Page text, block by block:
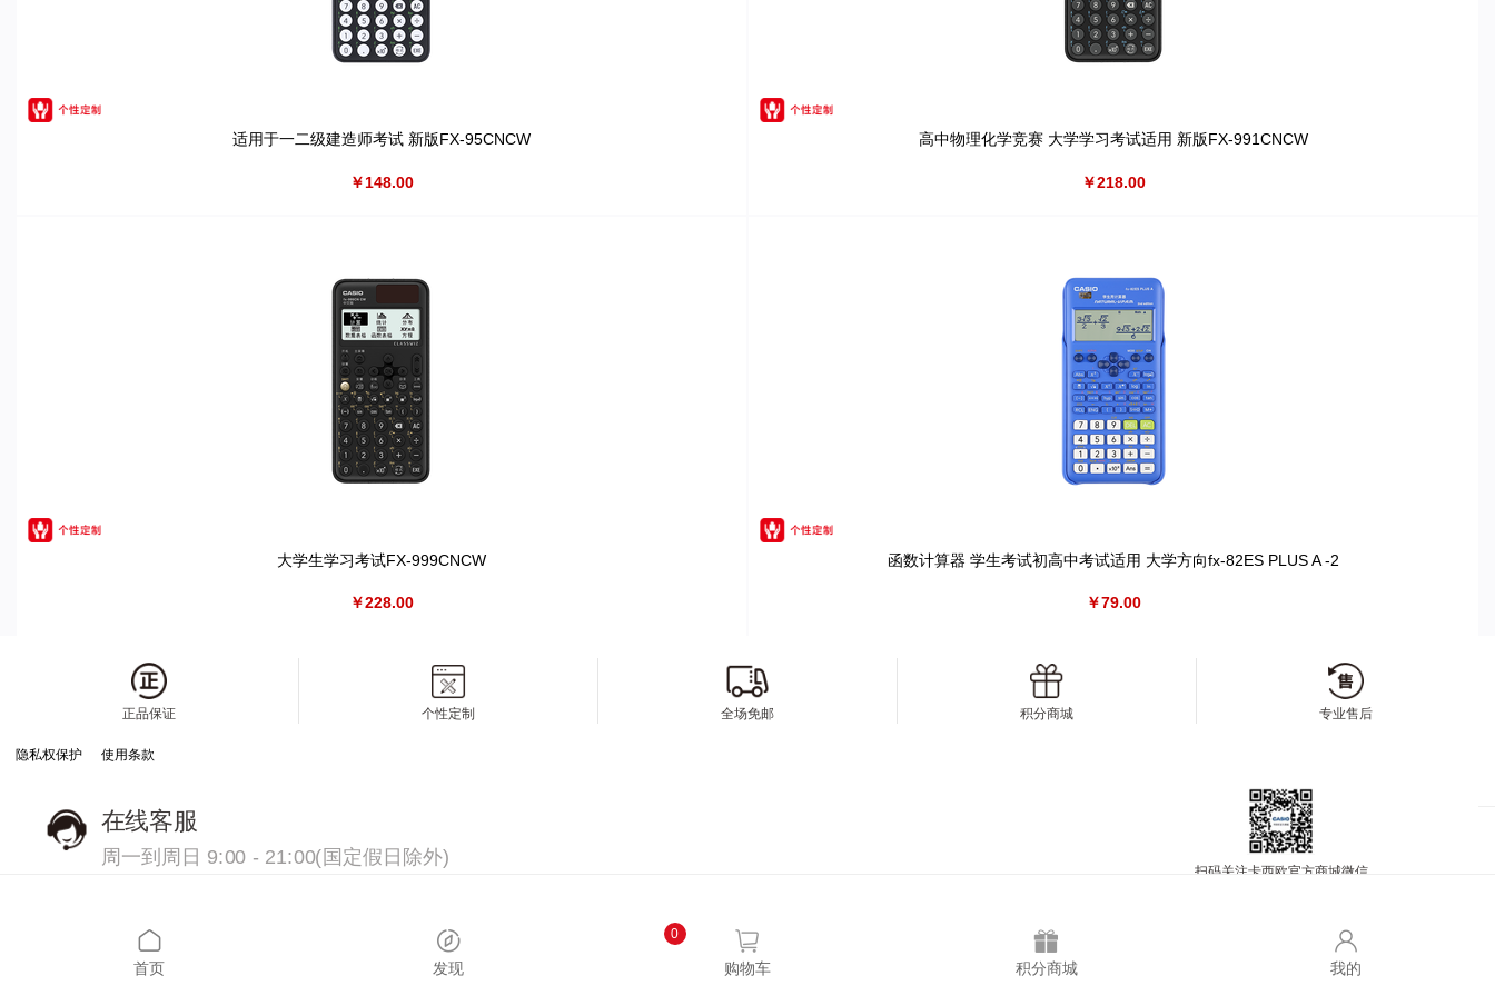
适用于一二级建造师考试 新版FX-95CNCW
￥148.00
高中物理化学竞赛 大学学习考试适用 新版FX-991CNCW
￥218.00
大学生学习考试FX-999CNCW
￥228.00
函数计算器 学生考试初高中考试适用 大学方向fx-82ES PLUS A -2
￥79.00
正品保证 个性定制 全场免邮 积分商城 专业售后
隐私权保护 使用条款
在线客服
周一到周日 9:00 - 21:00(国定假日除外)
扫码关注卡西欧官方商城微信
首页 发现
0
购物车 积分商城 我的